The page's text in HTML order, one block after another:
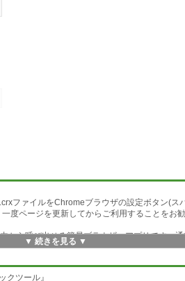
ファイルをChromeブラウザの設定ボタン(ス
度ページを更新してからご利用することをお勧
から呼び出せる簡易ブラウザーアプリです。
す。このwebアプリは、地図を見ながらリン
Webの内容を広範囲に素早く探索することを
▼ 続きを見る ▼
クツール』